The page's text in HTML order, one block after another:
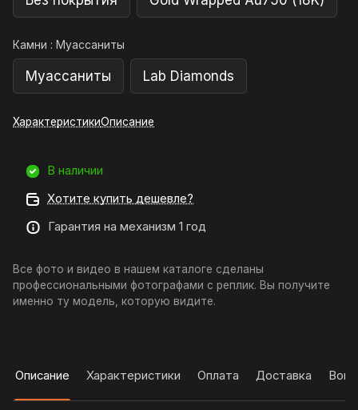
Камни : Муассаниты
Муассаниты Lab Diamonds
ХарактеристикиОписание
В наличии
Хотите купить дешевле?
Гарантия на механизм 1 год
Все фото и видео в нашем каталоге сделаны
профессиональными фотографами с реплик. Вы получите
именно ту модель, которую видите.
Описание Характеристики Оплата Доставка